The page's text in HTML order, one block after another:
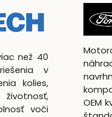
než 40
v
kolies,
životnosť,
voči
OEM